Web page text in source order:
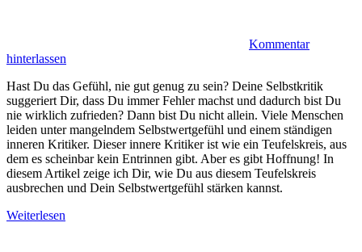
Kommentar
hinterlassen
Hast Du das Gefühl, nie gut genug zu sein? Deine Selbstkritik
suggeriert Dir, dass Du immer Fehler machst und dadurch bist Du
nie wirklich zufrieden? Dann bist Du nicht allein. Viele Menschen
leiden unter mangelndem Selbstwertgefühl und einem ständigen
inneren Kritiker. Dieser innere Kritiker ist wie ein Teufelskreis, aus
dem es scheinbar kein Entrinnen gibt. Aber es gibt Hoffnung! In
diesem Artikel zeige ich Dir, wie Du aus diesem Teufelskreis
ausbrechen und Dein Selbstwertgefühl stärken kannst.
Weiterlesen